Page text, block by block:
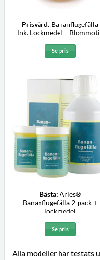
Prisvärd: Bananflugefälla
Ink. Lockmedel –
Se pris
Bästa: Aries®
Bananflugefälla 2-pack +
lockmedel
Se pris
Alla modeller har testats